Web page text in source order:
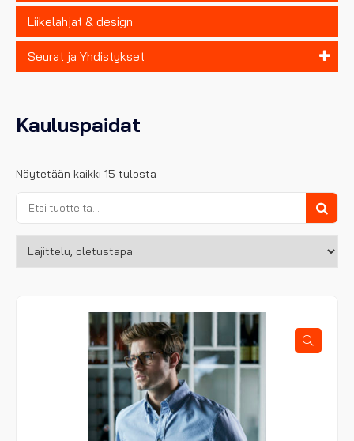
Liikelahjat & design
Seurat ja Yhdistykset
Kauluspaidat
Näytetään kaikki 15 tulosta